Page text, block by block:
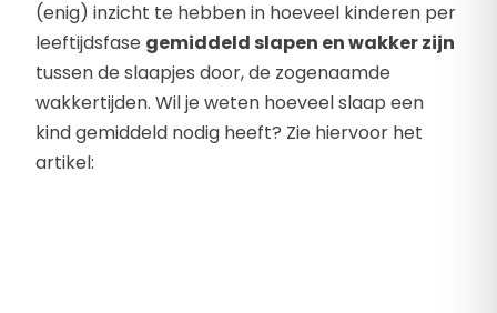
(enig) inzicht te hebben in hoeveel kinderen per
leeftijdsfase gemiddeld slapen en wakker zijn
tussen de slaapjes door, de zogenaamde
wakkertijden. Wil je weten hoeveel slaap een
kind gemiddeld nodig heeft? Zie hiervoor het
artikel: